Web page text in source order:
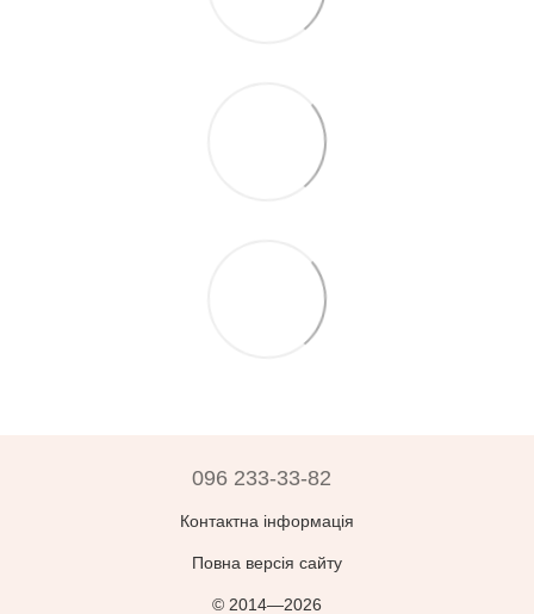
096 233-33-82
Контактна інформація
Повна версія сайту
© 2014—2026